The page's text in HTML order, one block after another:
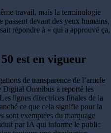
travail, mais la terminologie
passent devant des yeux humains,
répondre à « qui a approuvé ça,
est en vigueur
de transparence de l’article
Digital Omnibus a reporté les
lignes directrices finales de la
ce que cela signifie pour la
sont exemptées du marquage
par IA qui informe le public